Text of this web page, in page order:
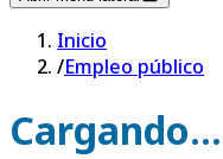
Inicio
/Empleo público
Cargando...